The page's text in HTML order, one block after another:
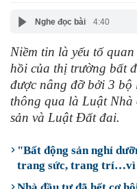
Nghe đọc bài 4:40
Niềm tin là yếu tố
hồi của thị trường bất
được nâng đỡ bởi 3
thông qua là Luật
sản và Luật Đất đai.
"Bất động sản nghỉ
trang sức, trang trí…vì